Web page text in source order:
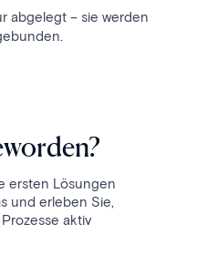
abgelegt – sie werden
ersten Lösungen
und erleben Sie,
aktiv